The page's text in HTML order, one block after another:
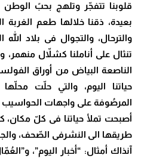
قلوبنا تتفجّر وتلهج بحبً الوطن
بعيدة، ذقنا خلالها طعم الغربة
والترحال، والتجوال فى بلاد الله
تنثال على أناملنا كشلاّل
الناصعة البياض من أوراق
حياتنا اليوم، والتي حلّت
المرصُوفة على واجهات الحواسيب
أصبحت تملأ حياتنا فى كلّ مكان،
طريقها الى النشرفى الصّحف،
آنذاك أمثال: “أخبار اليوم”،